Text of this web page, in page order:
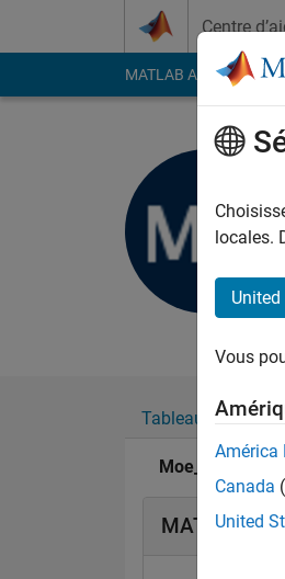
Centre
MATLAB Answers
Tableau de bord
Moe_2015's
MATLAB
locales.
Vous
América
Canada
United